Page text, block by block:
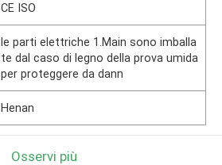
CE ISO
le parti elettriche 1.Main sono imballa
te dal caso di legno della prova umida
per proteggere da dann
Henan
Osservi più